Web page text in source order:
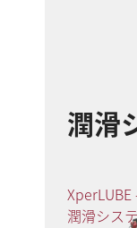
潤滑
潤滑シス